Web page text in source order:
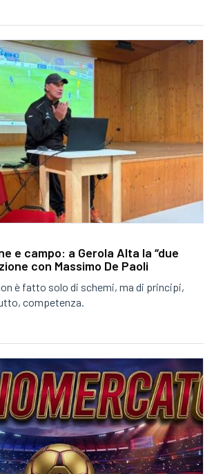
e campo: a Gerola Alta la “due
con Massimo De Paoli
è fatto solo di schemi, ma di principi,
competenza.